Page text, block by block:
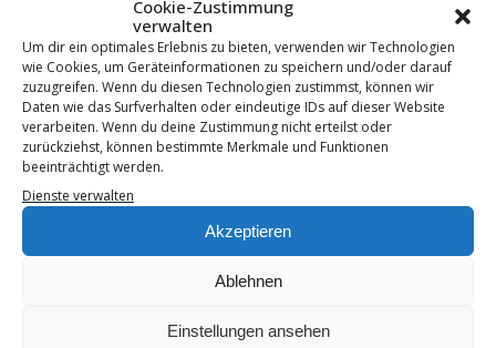
Cookie-Zustimmung
verwalten
Um dir ein optimales Erlebnis zu bieten, verwenden wir Technologien
wie Cookies, um Geräteinformationen zu speichern und/oder darauf
zuzugreifen. Wenn du diesen Technologien zustimmst, können wir
Daten wie das Surfverhalten oder eindeutige IDs auf dieser Website
verarbeiten. Wenn du deine Zustimmung nicht erteilst oder
zurückziehst, können bestimmte Merkmale und Funktionen
beeinträchtigt werden.
Dienste verwalten
Akzeptieren
Ablehnen
Einstellungen ansehen
KLATSCH UND TRATSCH
LONDON LONDON IM JANUAR
LONDON IM WINTER LONDONREISE
ORANGE ORANGEN